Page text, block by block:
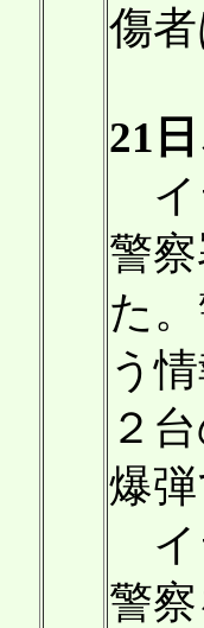
傷
21
イ
警
た
う
２
爆
イ
警